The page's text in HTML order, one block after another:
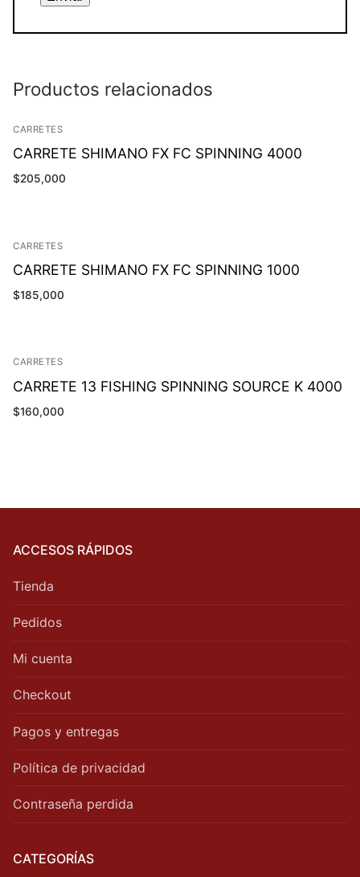
Productos relacionados
CARRETES
CARRETE SHIMANO FX FC SPINNING 4000
$205,000
CARRETES
CARRETE SHIMANO FX FC SPINNING 1000
$185,000
CARRETES
CARRETE 13 FISHING SPINNING SOURCE K 4000
$160,000
ACCESOS RÁPIDOS
Tienda
Pedidos
Mi cuenta
Checkout
Pagos y entregas
Política de privacidad
Contraseña perdida
CATEGORÍAS